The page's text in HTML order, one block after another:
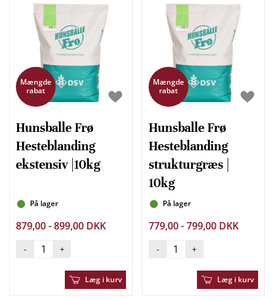
Mængde
rabat
Hunsballe Frø
Hesteblanding
ekstensiv |10kg
På lager
879,00 - 899,00 DKK
- +
Læg i kurv
Mængde
rabat
Hunsballe Frø
Hesteblanding
strukturgræs |
10kg
På lager
779,00 - 799,00 DKK
- +
Læg i kurv